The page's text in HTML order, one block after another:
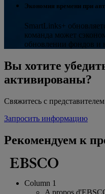
Экономия времени при
SmartLinks+
команда может
обновлении фондов и
Вы хотите
активированы?
Свяжитесь с
Запросить информацию
Рекомендуем к
Column 1
A propos